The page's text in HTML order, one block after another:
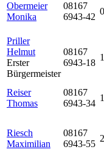
Obermeier
Monika
08167
6943-42
Priller
Helmut
Erster
Bürgermeister
08167
6943-18
Reiser
Thomas
08167
6943-34
Riesch
Maximilian
08167
6943-55